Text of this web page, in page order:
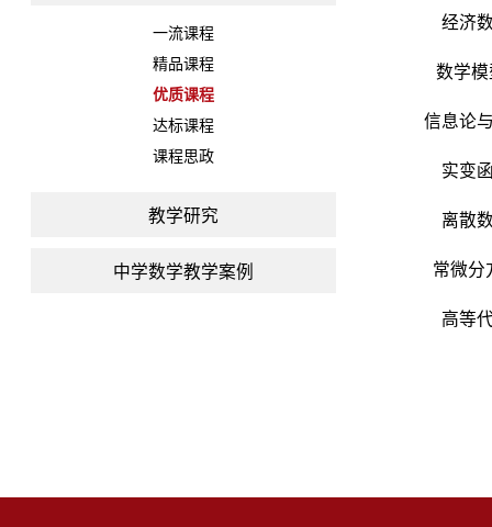
一流课程
精品课程
优质课程
达标课程
课程思政
教学研究
中学数学教学案例
经济
数学
信息论
实变
离散
常微分
高等